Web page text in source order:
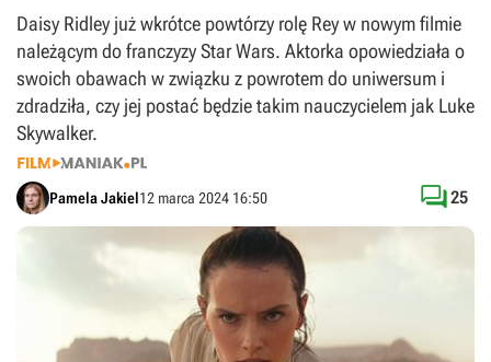
Daisy Ridley już wkrótce powtórzy rolę Rey w nowym filmie
należącym do franczyzy Star Wars. Aktorka opowiedziała o
swoich obawach w związku z powrotem do uniwersum i
zdradziła, czy jej postać będzie takim nauczycielem jak Luke
Skywalker.
Pamela Jakiel12 marca 2024 16:50 25